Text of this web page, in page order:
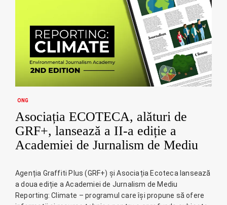
ONG
Asociația ECOTECA, alături de
GRF+, lansează a II-a ediție a
Academiei de Jurnalism de Mediu
Agenția Graffiti Plus (GRF+) și Asociația Ecoteca lansează
a doua ediție a Academiei de Jurnalism de Mediu
Reporting: Climate – programul care își propune să ofere